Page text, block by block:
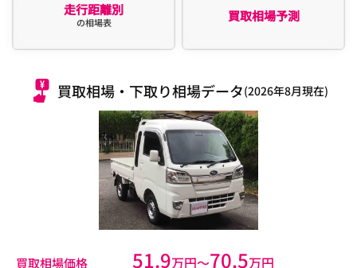
走行距離別
の相場表 買取相場予測
買取相場・下取り相場データ(2026年8月現在)
買取相場価格 51.9万円〜70.5万円